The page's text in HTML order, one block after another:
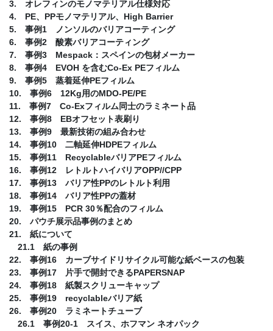
3. オレフィンのモノマテリアル仕様対応
4. PE、PPモノマテリアル、High Barrier
5. 事例1 ノンソルのバリアコーティング
6. 事例2 酸素バリアコーティング
7. 事例3 Mespack：スペインの包材メーカー
8. 事例4 EVOH を含むCo-Ex PEフィルム
9. 事例5 蒸着延伸PEフィルム
10. 事例6 12Kg用のMDO-PE/PE
11. 事例7 Co-Exフィルム同士のラミネート品
12. 事例8 EBオフセット表刷り
13. 事例9 最新技術の組み合わせ
14. 事例10 二軸延伸HDPEフィルム
15. 事例11 RecyclableバリアPEフィルム
16. 事例12 レトルトハイバリアOPP//CPP
17. 事例13 バリア性PPのレトルト利用
18. 事例14 バリア性PPの蓋材
19. 事例15 PCR 30％配合のフィルム
20. パウチ展示品事例のまとめ
21. 紙について
21.1 紙の事例
22. 事例16 カーブサイドリサイクル可能な紙ベースの包装
23. 事例17 片手で開封できるPAPERSNAP
24. 事例18 紙製スクリューキャップ
25. 事例19 recyclableバリア紙
26. 事例20 ラミネートチューブ
26.1 事例20-1 スイス、ホフマン ネオパック